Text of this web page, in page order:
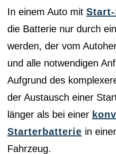
In einem Auto mit
die Batterie nur durch
werden, der vom
und alle notwendigen
Aufgrund des
der Austausch einer
länger als bei einer
Starterbatterie in
Fahrzeug.